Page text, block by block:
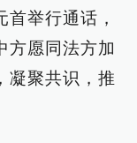
举行通话，
方愿同法方加
凝聚共识，推